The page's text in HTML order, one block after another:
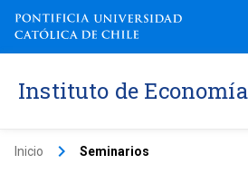
Instituto de Economía
Inicio keyboard_arrow_right Seminarios